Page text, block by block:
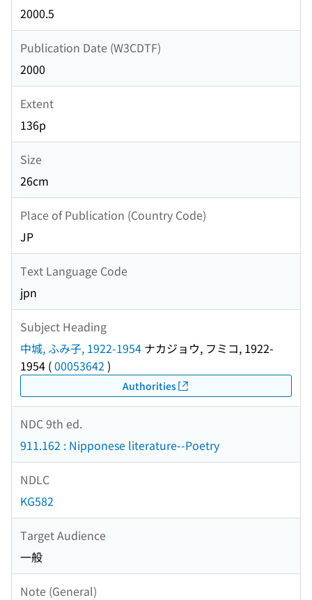
2000.5
Publication Date (W3CDTF)
2000
Extent
136p
Size
26cm
Place of Publication (Country Code)
JP
Text Language Code
jpn
Subject Heading
中城, ふみ子, 1922-1954 ナカジョウ, フミコ, 1922-
1954 (00053642 )
Authorities
NDC 9th ed.
911.162 : Nipponese literature--Poetry
NDLC
KG582
Target Audience
一般
Note (General)